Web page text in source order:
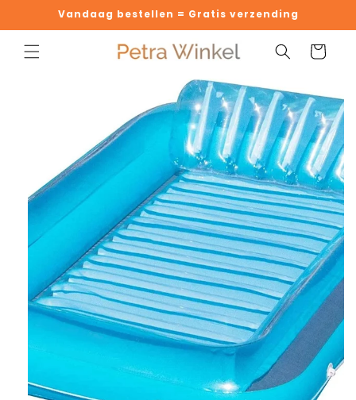
naar de
content
Vandaag bestellen = Gratis verzending